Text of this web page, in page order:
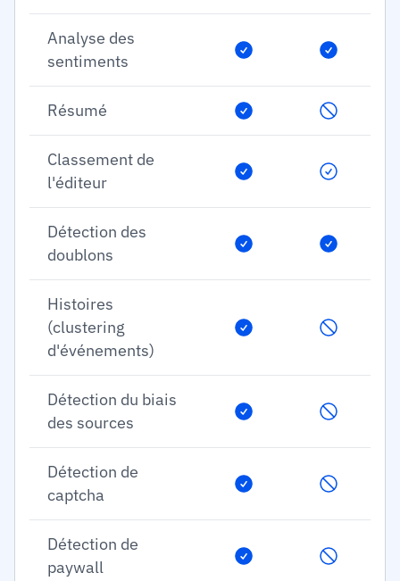
Analyse des
sentiments
Résumé
Classement de
l'éditeur
Détection des
doublons
Histoires
(clustering
d'événements)
Détection du biais
des sources
Détection de
captcha
Détection de
paywall